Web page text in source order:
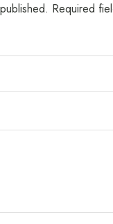
Required